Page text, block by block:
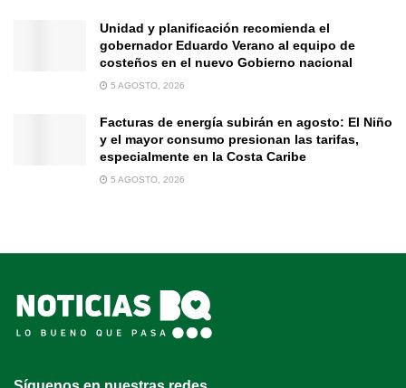
Unidad y planificación recomienda el
gobernador Eduardo Verano al equipo de
costeños en el nuevo Gobierno nacional
5 AGOSTO, 2026
Facturas de energía subirán en agosto: El Niño
y el mayor consumo presionan las tarifas,
especialmente en la Costa Caribe
5 AGOSTO, 2026